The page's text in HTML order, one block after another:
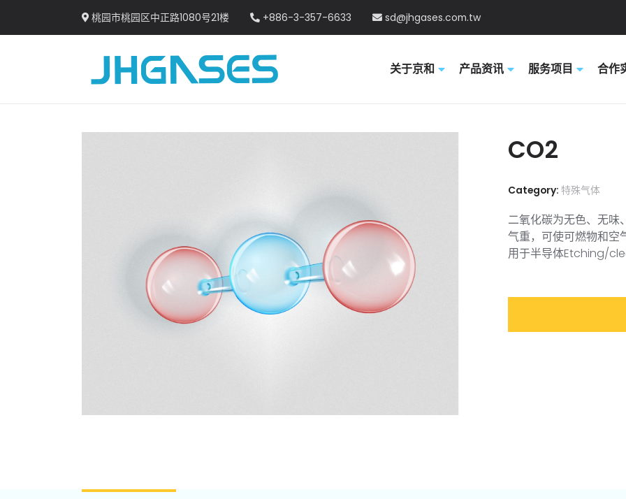
桃园市桃园区中正路1080号21楼 +886-3-357-6633 sd@jhgases.com.tw
关于京和 产品资讯 服务项目 合作
CO2
Category: 特殊气体
二氧化碳为无色、无味
气重，可使可燃物和空
用于半导体Etching/